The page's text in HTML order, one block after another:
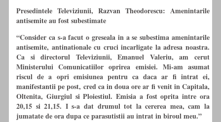
Presedintele Televiziunii, Razvan Theodorescu: Amenintarile
antisemite au fost subestimate
“Consider ca s-a facut o greseala in a se subestima amenintarile
antisemite, antinationale cu cruci incarligate la adresa noastra.
Ca si directorul Televiziunii, Emanuel Valeriu, am cerut
Ministerului Comunicatiilor oprirea emisiei. Mi-am asumat
riscul de a opri emisiunea pentru ca daca ar fi intrat ei,
manifestantii pe post, cred ca in doua ore ar fi venit in Capitala,
Oltenita, Giurgiul si Ploiestiul. Emisia a fost oprita intre ora
20,15 si 21,15. I s-a dat drumul tot la cererea mea, cam la
jumatate de ora dupa ce parasutistii au intrat in biroul meu.”